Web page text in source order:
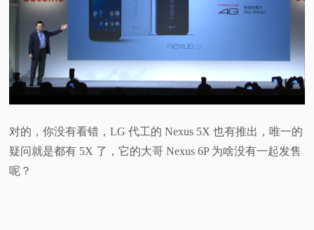
对的，你没有看错，LG 代工的 Nexus 5X 也有推出，唯一的
疑问就是都有 5X 了，它的大哥 Nexus 6P 为啥没有一起发售
呢？